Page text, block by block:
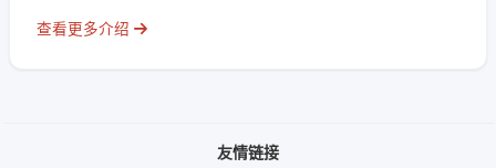
查看更多介绍
友情链接